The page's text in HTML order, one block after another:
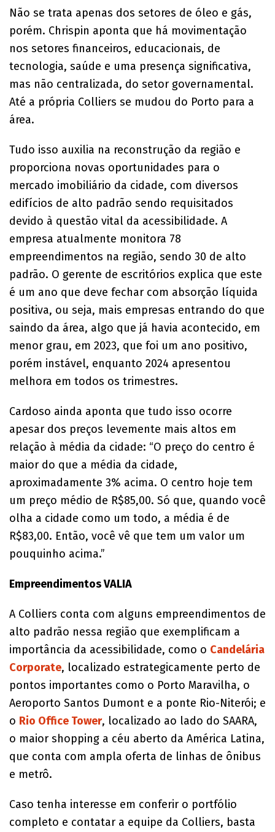
Não se trata apenas dos setores de óleo e gás,
porém. Chrispin aponta que há movimentação
nos setores financeiros, educacionais, de
tecnologia, saúde e uma presença significativa,
mas não centralizada, do setor governamental.
Até a própria Colliers se mudou do Porto para a
área.
Tudo isso auxilia na reconstrução da região e
proporciona novas oportunidades para o
mercado imobiliário da cidade, com diversos
edifícios de alto padrão sendo requisitados
devido à questão vital da acessibilidade. A
empresa atualmente monitora 78
empreendimentos na região, sendo 30 de alto
padrão. O gerente de escritórios explica que este
é um ano que deve fechar com absorção líquida
positiva, ou seja, mais empresas entrando do que
saindo da área, algo que já havia acontecido, em
menor grau, em 2023, que foi um ano positivo,
porém instável, enquanto 2024 apresentou
melhora em todos os trimestres.
Cardoso ainda aponta que tudo isso ocorre
apesar dos preços levemente mais altos em
relação à média da cidade: “O preço do centro é
maior do que a média da cidade,
aproximadamente 3% acima. O centro hoje tem
um preço médio de R$85,00. Só que, quando você
olha a cidade como um todo, a média é de
R$83,00. Então, você vê que tem um valor um
pouquinho acima.”
Empreendimentos VALIA
A Colliers conta com alguns empreendimentos de
alto padrão nessa região que exemplificam a
importância da acessibilidade, como o Candelária
Corporate, localizado estrategicamente perto de
pontos importantes como o Porto Maravilha, o
Aeroporto Santos Dumont e a ponte Rio-Niterói; e
o Rio Office Tower, localizado ao lado do SAARA,
o maior shopping a céu aberto da América Latina,
que conta com ampla oferta de linhas de ônibus
e metrô.
Caso tenha interesse em conferir o portfólio
completo e contatar a equipe da Colliers, basta